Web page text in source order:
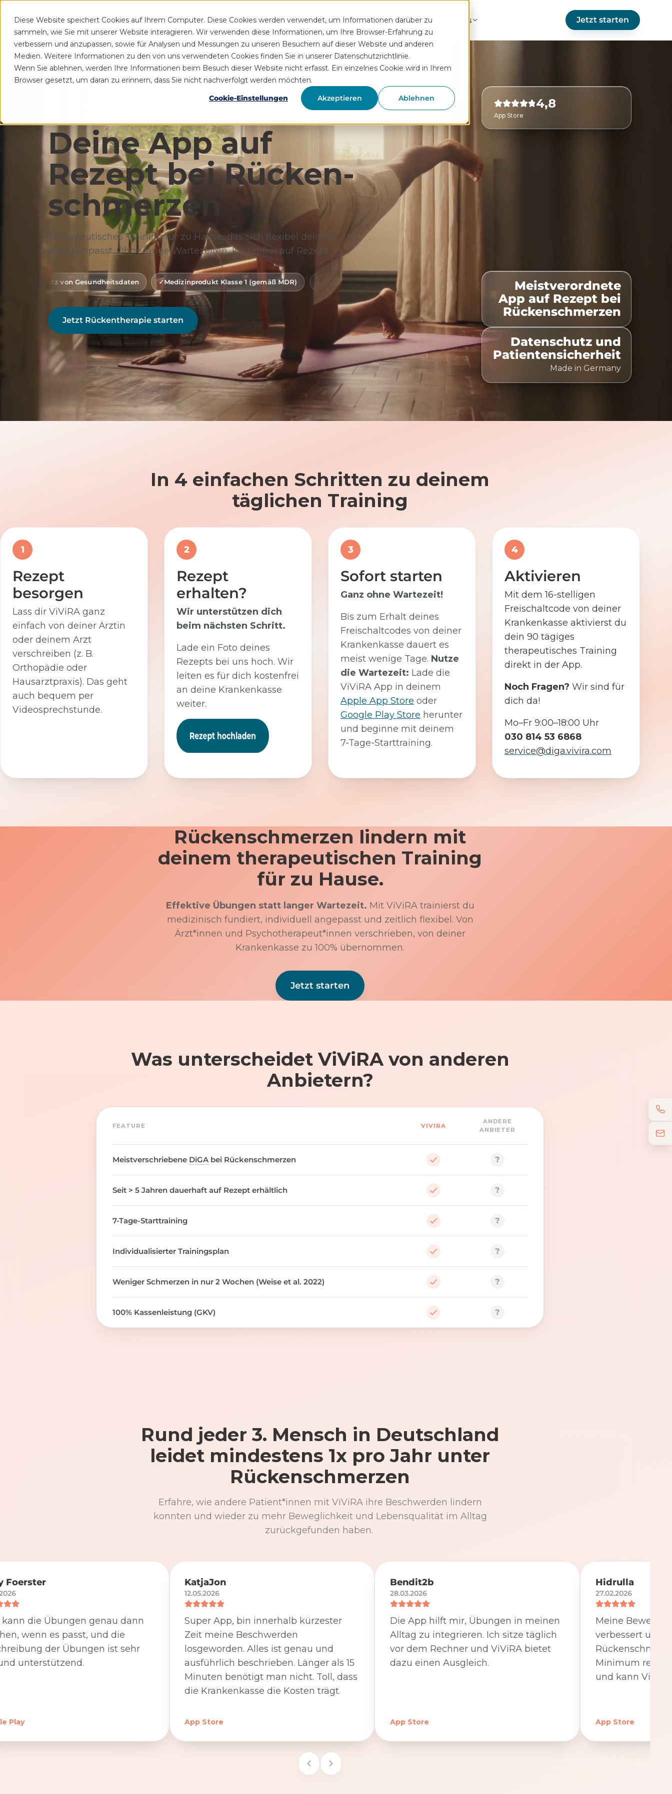
Diese Website speichert Cookies auf Ihrem Computer. Diese Cookies werden verwendet, um Informationen darüber zu
sammeln, wie Sie mit unserer Website interagieren. Wir verwenden diese Informationen, um Ihre Browser-Erfahrung zu
verbessern und anzupassen, sowie für Analysen und Messungen zu unseren Besuchern auf dieser Website und anderen
Medien. Weitere Informationen zu den von uns verwendeten Cookies finden Sie in unserer Datenschutzrichtlinie.
Wenn Sie ablehnen, werden Ihre Informationen beim Besuch dieser Website nicht erfasst. Ein einzelnes Cookie wird in Ihrem
Browser gesetzt, um daran zu erinnern, dass Sie nicht nachverfolgt werden möchten.
Cookie-Einstellungen
Akzeptieren Ablehnen
Patient Praxis Funktionen Rezeptservice Wissen Hilfe Über uns Jetzt starten
4,8
App Store
Meistverordnete
App auf Rezept bei
Rückenschmerzen
Datenschutz und
Patientensicherheit
Made in Germany
Deine App auf
Rezept bei Rücken­
schmerzen
Therapeutisches Training für zu Hause, das sich flexibel deinem
Alltag anpasst. Ohne lange Wartezeiten, kostenfrei auf Rezept.
Gesundheitsdaten Medizinprodukt Klasse 1 (gemäß MDR) Digitale Gesundheitsanwendung (DiGA) 100% Kostenübernahme Zeitlich flexibel
Jetzt Rückentherapie starten
In 4 einfachen Schritten zu deinem
täglichen Training
1
Rezept
besorgen
Lass dir ViViRA ganz
einfach von deiner Ärztin
oder deinem Arzt
verschreiben (z. B.
Orthopädie oder
Hausarztpraxis). Das geht
auch bequem per
Videosprechstunde.
2
Rezept
erhalten?
Wir unterstützen dich
beim nächsten Schritt.
Lade ein Foto deines
Rezepts bei uns hoch. Wir
leiten es für dich kostenfrei
an deine Krankenkasse
weiter.
3
Sofort starten
Ganz ohne Wartezeit!
Bis zum Erhalt deines
Freischaltcodes von deiner
Krankenkasse dauert es
meist wenige Tage. Nutze
die Wartezeit: Lade die
ViViRA App in deinem
Apple App Store oder
Google Play Store herunter
und beginne mit deinem
7-Tage-Starttraining.
4
Aktivieren
Mit dem 16-stelligen
Freischaltcode von deiner
Krankenkasse aktivierst du
dein 90 tägiges
therapeutisches Training
direkt in der App.
Noch Fragen? Wir sind für
dich da!
Mo–Fr 9:00–18:00 Uhr
030 814 53 6868
service@diga.vivira.com
Rückenschmerzen lindern mit
deinem therapeutischen Training
für zu Hause.
Effektive Übungen statt langer Wartezeit. Mit ViViRA trainierst du
medizinisch fundiert, individuell angepasst und zeitlich flexibel. Von
Ärzt*innen und Psychotherapeut*innen verschrieben, von deiner
Krankenkasse zu 100% übernommen.
Jetzt starten
Was unterscheidet ViViRA von anderen
Anbietern?
FEATURE VIVIRA
ANDERE
ANBIETER
Meistverschriebene DiGA bei Rückenschmerzen ?
Seit > 5 Jahren dauerhaft auf Rezept erhältlich ?
7-Tage-Starttraining ?
Individualisierter Trainingsplan ?
Weniger Schmerzen in nur 2 Wochen (Weise et al. 2022) ?
100% Kassenleistung (GKV) ?
Rund jeder 3. Mensch in Deutschland
leidet mindestens 1x pro Jahr unter
Rückenschmerzen
Erfahre, wie andere Patient*innen mit ViViRA ihre Beschwerden lindern
konnten und wieder zu mehr Beweglichkeit und Lebensqualität im Alltag
zurückgefunden haben.
Foerster
die Übungen genau dann
wenn es passt, und die
der Übungen ist sehr
unterstützend.
Play
KatjaJon
12.05.2026
Super App, bin innerhalb kürzester
Zeit meine Beschwerden
losgeworden. Alles ist genau und
ausführlich beschrieben. Länger als 15
Minuten benötigt man nicht. Toll, dass
die Krankenkasse die Kosten trägt.
App Store
Bendit2b
28.03.2026
Die App hilft mir, Übungen in meinen
Alltag zu integrieren. Ich sitze täglich
vor dem Rechner und ViViRA bietet
dazu einen Ausgleich.
App Store
Hidrulla
27.02.2026
Meine
verbessert und
Minimum
und kann
App Store